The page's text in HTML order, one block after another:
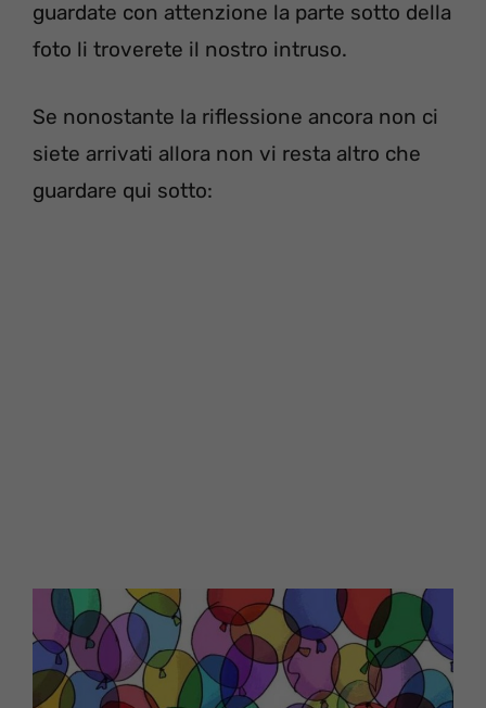
guardate con attenzione la parte sotto della
foto li troverete il nostro intruso.
Se nonostante la riflessione ancora non ci
siete arrivati allora non vi resta altro che
guardare qui sotto: